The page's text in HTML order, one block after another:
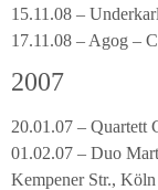
15.11.08 –
17.11.08 – Agog –
2007
20.01.07 – Quartett
01.02.07 – Duo
Kempener Str., Köln